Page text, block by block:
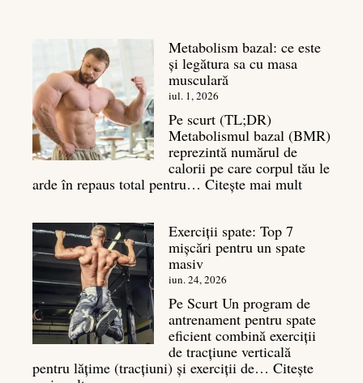
Metabolism bazal: ce este
și legătura sa cu masa
musculară
iul. 1, 2026
Pe scurt (TL;DR)
Metabolismul bazal (BMR)
reprezintă numărul de
calorii pe care corpul tău le
arde în repaus total pentru… Citește mai mult:
este
sa
cu
masa
musculară
Exerciții spate: Top 7
mișcări pentru un spate
masiv
iun. 24, 2026
Pe Scurt Un program de
antrenament pentru spate
eficient combină exerciții
de tracțiune verticală
pentru lățime (tracțiuni) și exerciții de… Citește